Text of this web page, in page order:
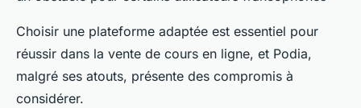
Choisir une plateforme adaptée est essentiel pour
réussir dans la vente de cours en ligne, et Podia,
malgré ses atouts, présente des compromis à
considérer.